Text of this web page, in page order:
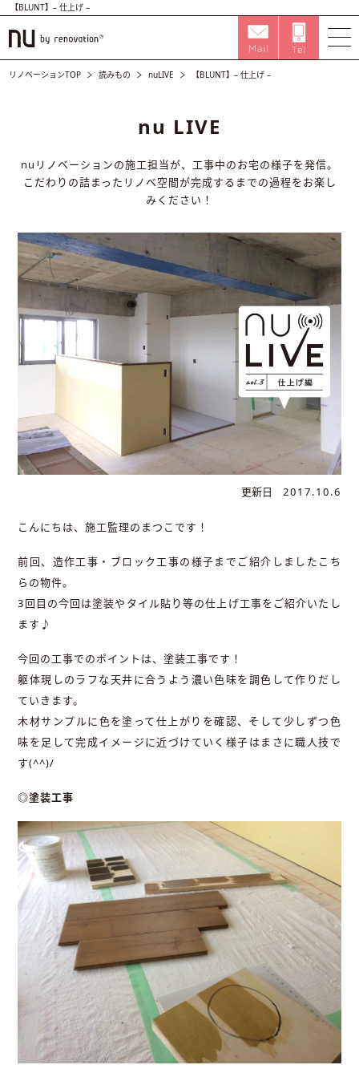
【BLUNT】– 仕上げ –
リノベーションTOP 読みもの nuLIVE 【BLUNT】– 仕上げ –
nu LIVE
nuリノベーションの施工担当が、工事中のお宅の様子を発信。
こだわりの詰まったリノベ空間が完成するまでの過程をお楽し
みください！
更新日 2017.10.6
こんにちは、施工監理のまつこです！
前回、造作工事・ブロック工事の様子までご紹介しましたこち
らの物件。
3回目の今回は塗装やタイル貼り等の仕上げ工事をご紹介いたし
ます♪
今回の工事でのポイントは、塗装工事です！
躯体現しのラフな天井に合うよう濃い色味を調色して作りだし
ていきます。
木材サンプルに色を塗って仕上がりを確認、そして少しずつ色
味を足して完成イメージに近づけていく様子はまさに職人技で
す(^^)/
◎塗装工事